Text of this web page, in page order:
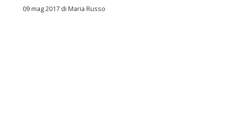
09 mag 2017 di Maria Russo